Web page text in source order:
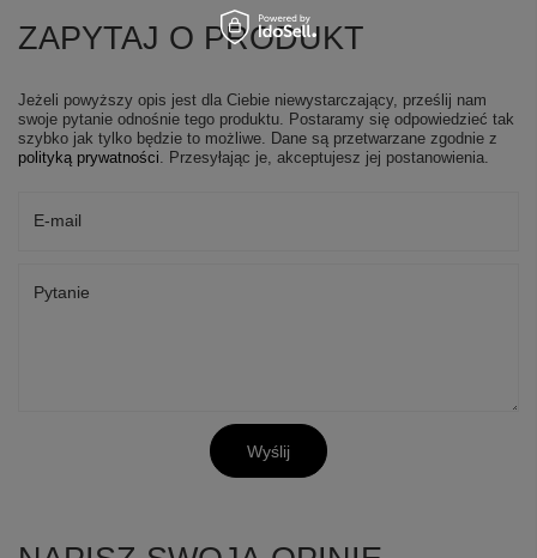
ZAPYTAJ O PRODUKT
Jeżeli powyższy opis jest dla Ciebie niewystarczający, prześlij nam
swoje pytanie odnośnie tego produktu. Postaramy się odpowiedzieć tak
szybko jak tylko będzie to możliwe. Dane są przetwarzane zgodnie z
polityką prywatności. Przesyłając je, akceptujesz jej postanowienia.
E-mail
Pytanie
Wyślij